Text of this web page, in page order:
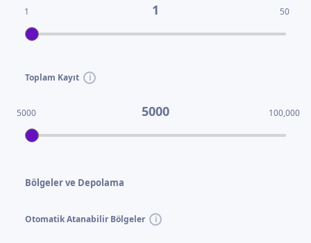
1 1 50
Toplam Kayıt
5000 5000 100,000
Bölgeler ve Depolama
Otomatik Atanabilir Bölgeler